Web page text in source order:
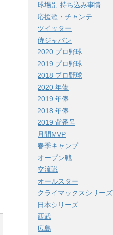
球場別 持ち込み事情
応援歌・チャンテ
ツイッター
侍ジャパン
2020 プロ野球
2019 プロ野球
2018 プロ野球
2020 年俸
2019 年俸
2018 年俸
2019 背番号
月間MVP
春季キャンプ
オープン戦
交流戦
オールスター
クライマックスシリーズ
日本シリーズ
西武
広島